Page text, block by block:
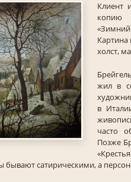
Клиент
копию
Картина
холст,
жил в
в
часто
Позже
бывают сатирическими, а